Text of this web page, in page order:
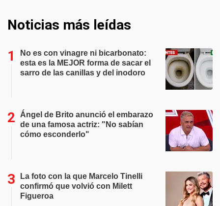
Noticias más leídas
No es con vinagre ni bicarbonato:
esta es la MEJOR forma de sacar el
sarro de las canillas y del inodoro
Ángel de Brito anunció el embarazo
de una famosa actriz: "No sabían
cómo esconderlo"
La foto con la que Marcelo Tinelli
confirmó que volvió con Milett
Figueroa